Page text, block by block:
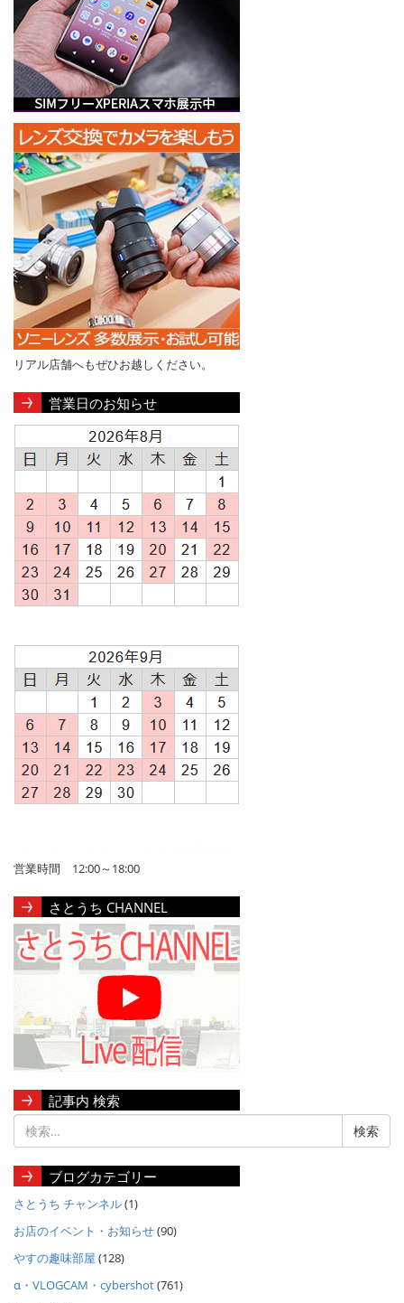
リアル店舗へもぜひお越しください。
営業日のお知らせ
営業時間 12:00～18:00
さとうち CHANNEL
記事内 検索
ブログカテゴリー
さとうち チャンネル(1)
お店のイベント・お知らせ(90)
やすの趣味部屋 (128)
α・VLOGCAM・cybershot(761)